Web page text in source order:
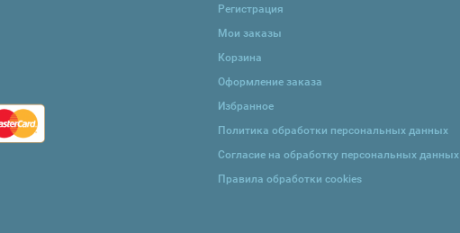
Регистрация
Мои заказы
Корзина
Оформление заказа
Избранное
Политика обработки персональных данных
Согласие на обработку персональных данных
Правила обработки cookies